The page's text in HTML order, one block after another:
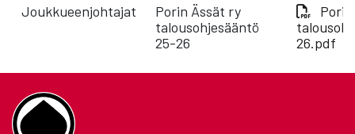
Joukkueenjohtajat
Porin Ässät ry
talousohjesääntö
25-26
26.pdf